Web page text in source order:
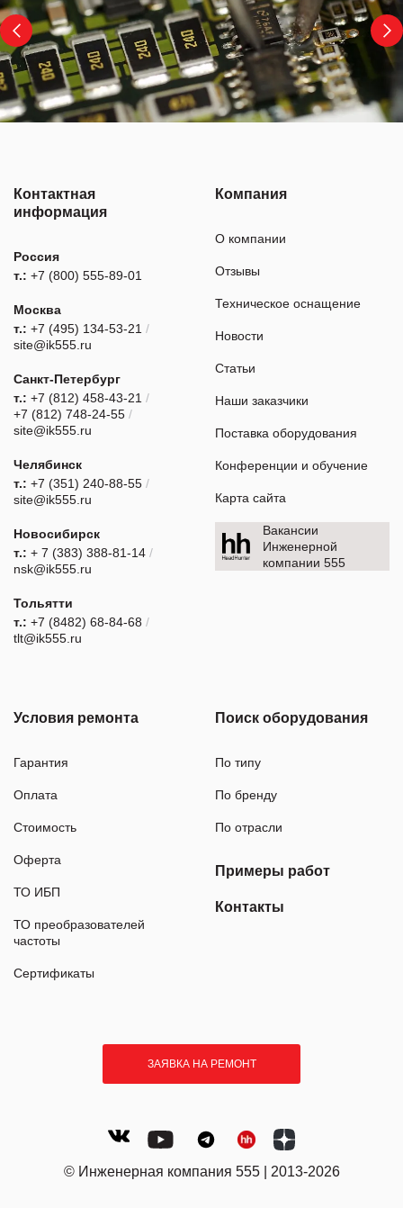
Контактная
информация
Россия
т.: +7 (800) 555-89-01
Москва
т.: +7 (495) 134-53-21 /
site@ik555.ru
Санкт-Петербург
т.: +7 (812) 458-43-21 /
+7 (812) 748-24-55 /
site@ik555.ru
Челябинск
т.: +7 (351) 240-88-55 /
site@ik555.ru
Новосибирск
т.: + 7 (383) 388-81-14 /
nsk@ik555.ru
Тольятти
т.: +7 (8482) 68-84-68 /
tlt@ik555.ru
Компания
О компании
Отзывы
Техническое оснащение
Новости
Статьи
Наши заказчики
Поставка оборудования
Конференции и обучение
Карта сайта
Вакансии
Инженерной
компании 555
Условия ремонта
Гарантия
Оплата
Стоимость
Оферта
ТО ИБП
ТО преобразователей
частоты
Сертификаты
Поиск оборудования
По типу
По бренду
По отрасли
Примеры работ
Контакты
ЗАЯВКА НА РЕМОНТ
© Инженерная компания 555 | 2013-2026